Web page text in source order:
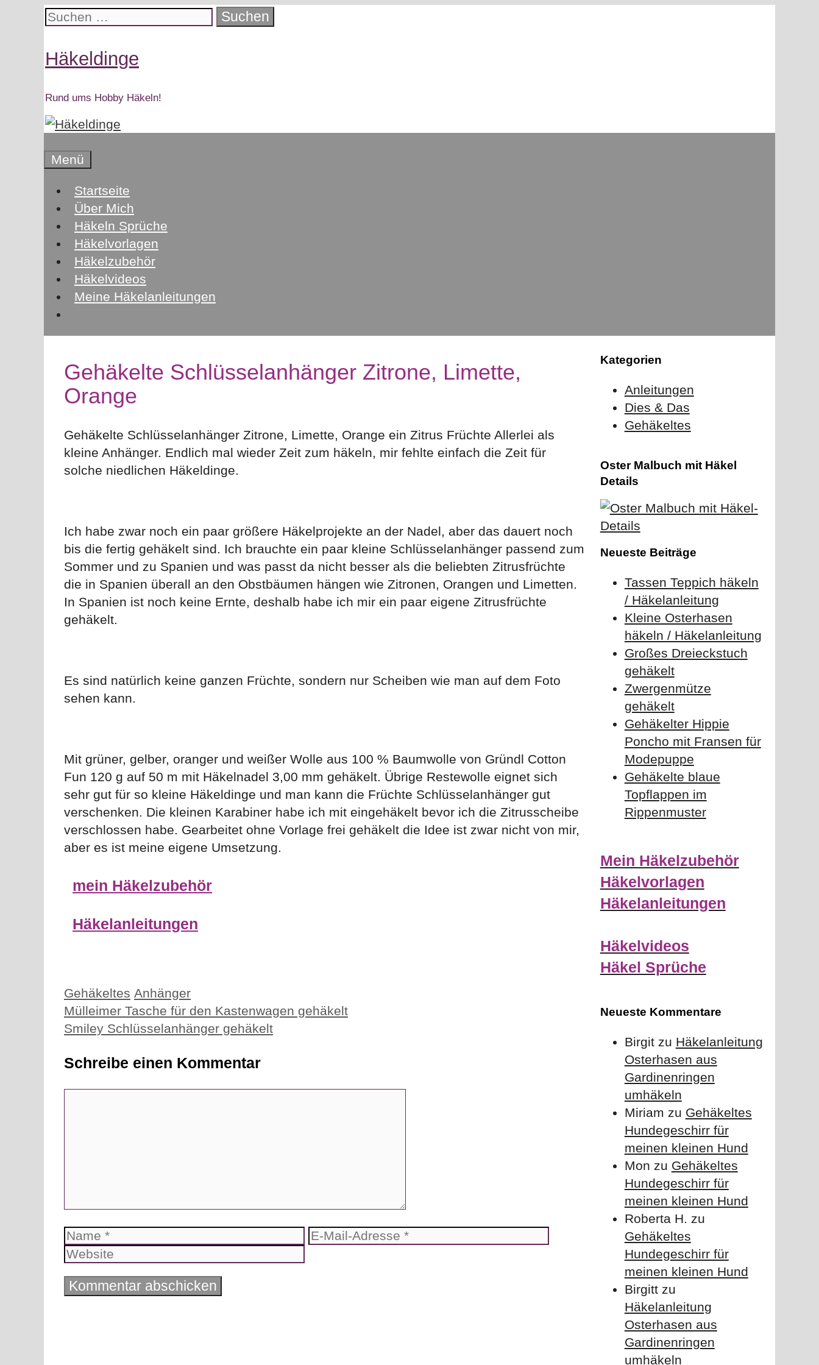
Suchen
Häkeldinge
Rund ums Hobby Häkeln!
Menü
Startseite
Über Mich
Häkeln Sprüche
Häkelvorlagen
Häkelzubehör
Häkelvideos
Meine Häkelanleitungen
Gehäkelte Schlüsselanhänger Zitrone, Limette,
Orange
Gehäkelte Schlüsselanhänger Zitrone, Limette, Orange ein Zitrus Früchte Allerlei als
kleine Anhänger. Endlich mal wieder Zeit zum häkeln, mir fehlte einfach die Zeit für
solche niedlichen Häkeldinge.
Ich habe zwar noch ein paar größere Häkelprojekte an der Nadel, aber das dauert noch
bis die fertig gehäkelt sind. Ich brauchte ein paar kleine Schlüsselanhänger passend zum
Sommer und zu Spanien und was passt da nicht besser als die beliebten Zitrusfrüchte
die in Spanien überall an den Obstbäumen hängen wie Zitronen, Orangen und Limetten.
In Spanien ist noch keine Ernte, deshalb habe ich mir ein paar eigene Zitrusfrüchte
gehäkelt.
Es sind natürlich keine ganzen Früchte, sondern nur Scheiben wie man auf dem Foto
sehen kann.
Mit grüner, gelber, oranger und weißer Wolle aus 100 % Baumwolle von Gründl Cotton
Fun 120 g auf 50 m mit Häkelnadel 3,00 mm gehäkelt. Übrige Restewolle eignet sich
sehr gut für so kleine Häkeldinge und man kann die Früchte Schlüsselanhänger gut
verschenken. Die kleinen Karabiner habe ich mit eingehäkelt bevor ich die Zitrusscheibe
verschlossen habe. Gearbeitet ohne Vorlage frei gehäkelt die Idee ist zwar nicht von mir,
aber es ist meine eigene Umsetzung.
mein Häkelzubehör
Häkelanleitungen
Kategorien
Gehäkeltes Schlagwörter
Anhänger
Mülleimer Tasche für den Kastenwagen gehäkelt
Smiley Schlüsselanhänger gehäkelt
Schreibe einen Kommentar
Name
E-
Kategorien
Anleitungen
Dies & Das
Gehäkeltes
Oster Malbuch mit Häkel
Details
Neueste Beiträge
Tassen Teppich häkeln
/ Häkelanleitung
Kleine Osterhasen
häkeln / Häkelanleitung
Großes Dreieckstuch
gehäkelt
Zwergenmütze
gehäkelt
Gehäkelter Hippie
Poncho mit Fransen für
Modepuppe
Gehäkelte blaue
Topflappen im
Rippenmuster
Mein Häkelzubehör
Häkelvorlagen
Häkelanleitungen
Häkelvideos
Häkel Sprüche
Neueste Kommentare
Birgitzu Häkelanleitung
Osterhasen aus
Gardinenringen
umhäkeln
Miriam zu Gehäkeltes
Hundegeschirr für
meinen kleinen Hund
Mon zu Gehäkeltes
Hundegeschirr für
meinen kleinen Hund
Roberta H. zu
Gehäkeltes
Hundegeschirr für
meinen kleinen Hund
Birgittzu
Häkelanleitung
Osterhasen aus
Gardinenringen
umhäkeln